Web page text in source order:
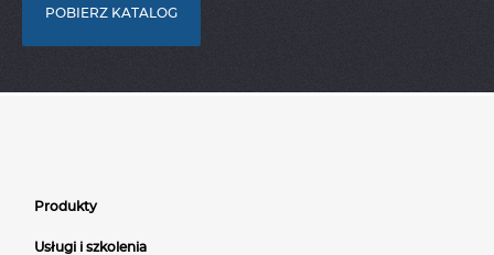
POBIERZ KATALOG
Produkty
Usługi i szkolenia